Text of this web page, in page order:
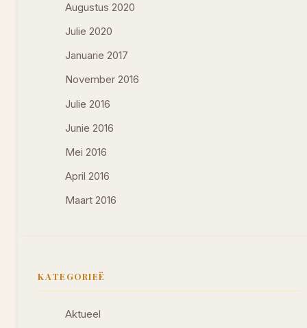
Augustus 2020
Julie 2020
Januarie 2017
November 2016
Julie 2016
Junie 2016
Mei 2016
April 2016
Maart 2016
KATEGORIEË
Aktueel